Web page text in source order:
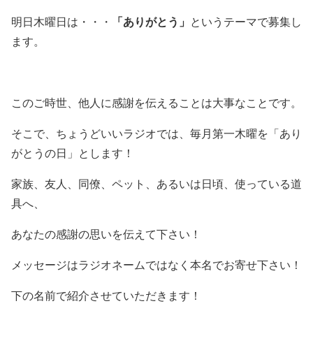
明日木曜日は・・・
「ありがとう」 というテーマで募集し
ます。
このご時世、他人に感謝を伝えることは大事なことです。
そこで、ちょうどいいラジオでは、毎月第一木曜を「あり
がとうの日」とします！
家族、友人、同僚、ペット、あるいは日頃、使っている道
具へ、
あなたの感謝の思いを伝えて下さい！
メッセージはラジオネームではなく本名でお寄せ下さい！
下の名前で紹介させていただきます！